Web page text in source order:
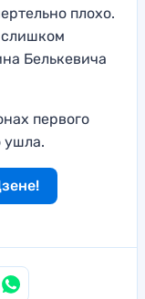
плохо.
Белькевича
первого
ушла.